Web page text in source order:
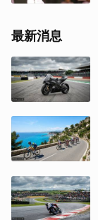
最新消息